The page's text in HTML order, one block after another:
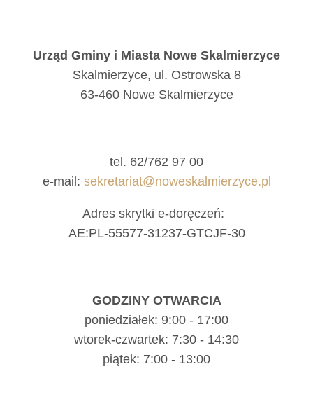
Urząd Gminy i Miasta Nowe Skalmierzyce
Skalmierzyce, ul. Ostrowska 8
63-460 Nowe Skalmierzyce
tel. 62/762 97 00
e-mail: sekretariat@noweskalmierzyce.pl
Adres skrytki e-doręczeń:
AE:PL-55577-31237-GTCJF-30
GODZINY OTWARCIA
poniedziałek: 9:00 - 17:00
wtorek-czwartek: 7:30 - 14:30
piątek: 7:00 - 13:00